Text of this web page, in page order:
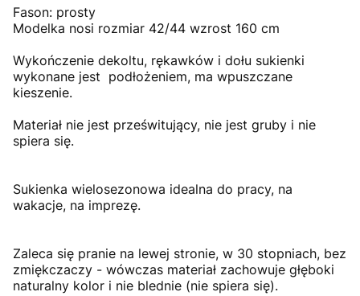
Fason: prosty
Modelka nosi rozmiar 42/44 wzrost 160 cm
Wykończenie dekoltu, rękawków i dołu sukienki
wykonane jest podłożeniem, ma wpuszczane
kieszenie.
Materiał nie jest prześwitujący, nie jest gruby i nie
spiera się.
Sukienka wielosezonowa idealna do pracy, na
wakacje, na imprezę.
Zaleca się pranie na lewej stronie, w 30 stopniach, bez
zmiękczaczy - wówczas materiał zachowuje głęboki
naturalny kolor i nie blednie (nie spiera się).